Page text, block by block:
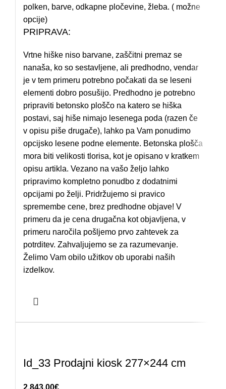
polken, barve, odkapne pločevine, žleba. ( možne
opcije)
PRIPRAVA:
Vrtne hiške niso barvane, zaščitni premaz se
nanaša, ko so sestavljene, ali predhodno, vendar
je v tem primeru potrebno počakati da se leseni
elementi dobro posušijo. Predhodno je potrebno
pripraviti betonsko ploščo na katero se hiška
postavi, saj hiše nimajo lesenega poda (razen če
v opisu piše drugače), lahko pa Vam ponudimo
opcijsko lesene podne elemente. Betonska plošča
mora biti velikosti tlorisa, kot je opisano v kratkem
opisu artikla. Vezano na vašo željo lahko
pripravimo kompletno ponudbo z dodatnimi
opcijami po želji. Pridržujemo si pravico
spremembe cene, brez predhodne objave! V
primeru da je cena drugačna kot objavljena, v
primeru naročila pošljemo prvo zahtevek za
potrditev. Zahvaljujemo se za razumevanje.
Želimo Vam obilo užitkov ob uporabi naših
izdelkov.
Id_33 Prodajni kiosk 277×244 cm
2.843,00€